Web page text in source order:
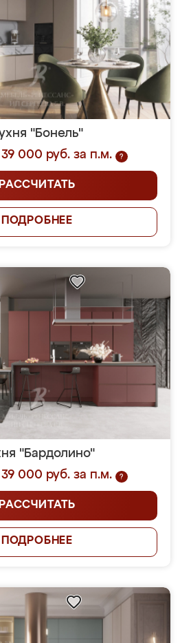
"Бонель"
000 руб. за п.м.
?
РАССЧИТАТЬ
ПОДРОБНЕЕ
"Бардолино"
000 руб. за п.м.
?
РАССЧИТАТЬ
ПОДРОБНЕЕ